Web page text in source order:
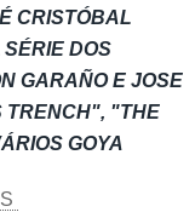
CRISTÓBAL
DOS
GARAÑO E JOSE
TRENCH", "THE
GOYA